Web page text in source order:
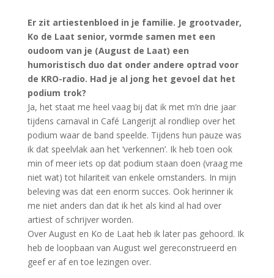
Er zit artiestenbloed in je familie. Je grootvader,
Ko de Laat senior, vormde samen met een
oudoom van je (August de Laat) een
humoristisch duo dat onder andere optrad voor
de KRO-radio. Had je al jong het gevoel dat het
podium trok?
Ja, het staat me heel vaag bij dat ik met m’n drie jaar
tijdens carnaval in Café Langerijt al rondliep over het
podium waar de band speelde. Tijdens hun pauze was
ik dat speelvlak aan het ‘verkennen’. Ik heb toen ook
min of meer iets op dat podium staan doen (vraag me
niet wat) tot hilariteit van enkele omstanders. In mijn
beleving was dat een enorm succes. Ook herinner ik
me niet anders dan dat ik het als kind al had over
artiest of schrijver worden.
Over August en Ko de Laat heb ik later pas gehoord. Ik
heb de loopbaan van August wel gereconstrueerd en
geef er af en toe lezingen over.